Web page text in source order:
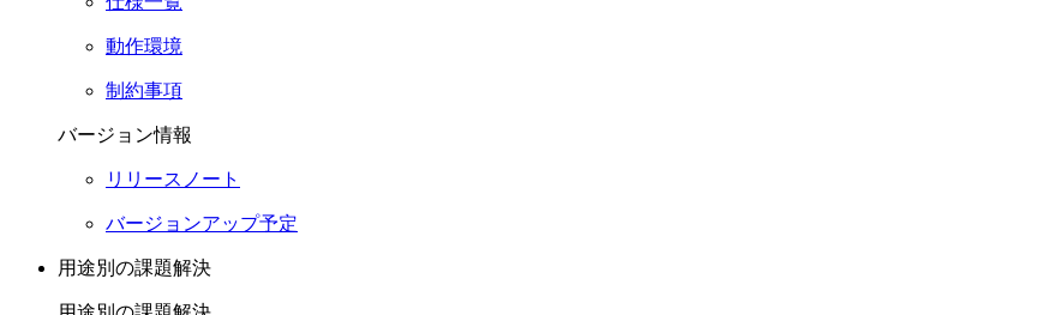
動作環境
制約事項
バージョン情報
リリースノート
バージョンアップ予定
用途別の課題解決